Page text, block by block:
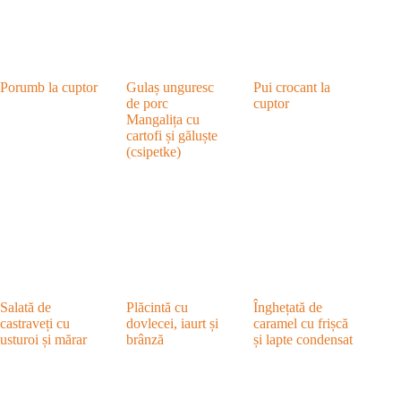
Porumb la cuptor
Gulaș unguresc
de porc
Mangalița cu
cartofi și găluște
(csipetke)
Pui crocant la
cuptor
Salată de
castraveți cu
usturoi și mărar
Plăcintă cu
dovlecei, iaurt și
brânză
Înghețată de
caramel cu frișcă
și lapte condensat